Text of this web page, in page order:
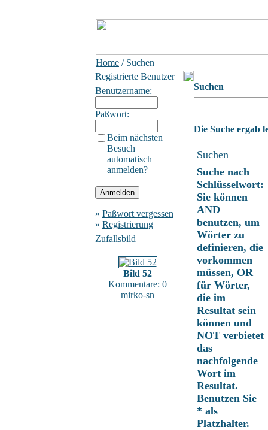
Home / Suchen
Registrierte Benutzer
Benutzername:
Paßwort:
Beim nächsten
Besuch
automatisch
anmelden?
» Paßwort vergessen
» Registrierung
Zufallsbild
Bild 52
Kommentare: 0
mirko-sn
Suchen
Die Suche ergab
Suchen
Suche nach
Schlüsselwort:
Sie können
AND
benutzen, um
Wörter zu
definieren, die
vorkommen
müssen, OR
für Wörter,
die im
Resultat sein
können und
NOT verbietet
das
nachfolgende
Wort im
Resultat.
Benutzen Sie
* als
Platzhalter.